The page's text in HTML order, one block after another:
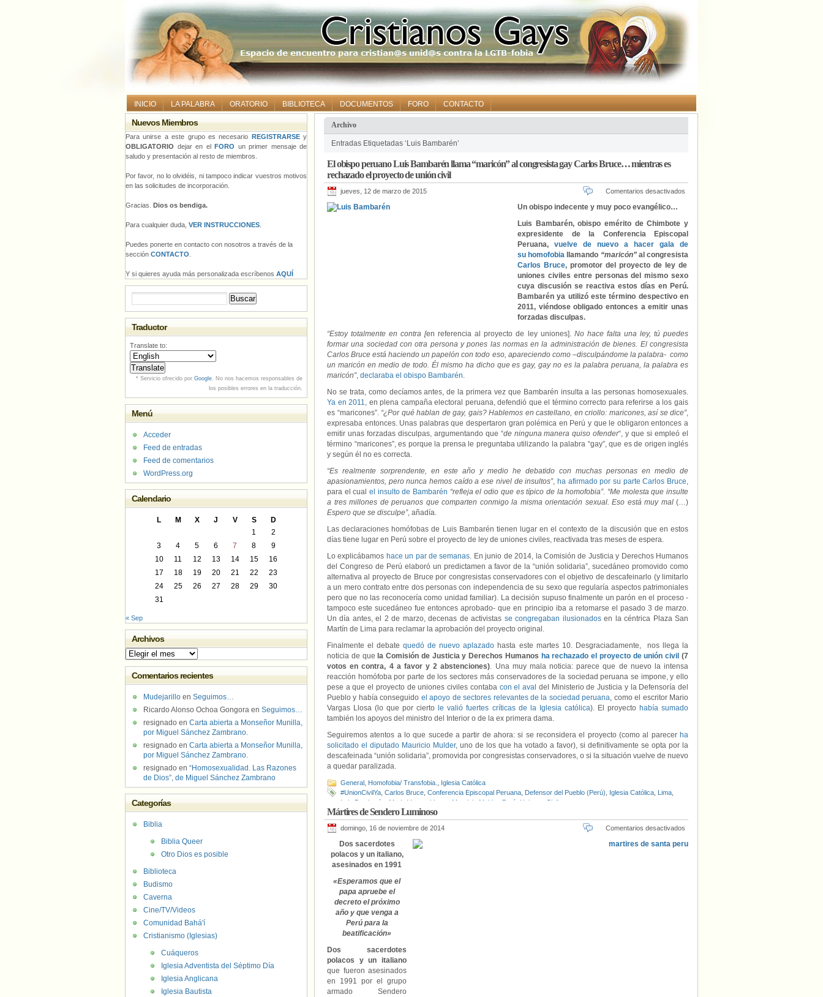
INICIO LA PALABRA ORATORIO BIBLIOTECA DOCUMENTOS FORO CONTACTO
Archivo
Entradas Etiquetadas ‘Luis Bambarén’
El obispo peruano Luis Bambarén llama “maricón” al congresista gay Carlos Bruce… mientras es
rechazado el proyecto de unión civil
jueves, 12 de marzo de 2015 Comentarios desactivados
Un obispo indecente y muy poco evangélico…
Luis Bambarén, obispo emérito de Chimbote y
expresidente de la Conferencia Episcopal
Peruana, vuelve de nuevo a hacer gala de
su homofobia llamando “maricón”al congresista
Carlos Bruce, promotor del proyecto de ley de
uniones civiles entre personas del mismo sexo
cuya discusión se reactiva estos días en Perú.
Bambarén ya utilizó este término despectivo en
2011, viéndose obligado entonces a emitir unas
forzadas disculpas.
“Estoy totalmente en contra [en referencia al proyecto de ley uniones].No hace falta una ley, tú puedes
formar una sociedad con otra persona y pones las normas en la administración de bienes. El congresista
Carlos Bruce está haciendo un papelón con todo eso, apareciendo como –disculpándome la palabra- como
un maricón en medio de todo. Él mismo ha dicho que es gay, gay no es la palabra peruana, la palabra es
maricón”, declaraba el obispo Bambarén.
No se trata, como decíamos antes, de la primera vez que Bambarén insulta a las personas homosexuales.
Ya en 2011, en plena campaña electoral peruana, defendió que el término correcto para referirse a los gais
es “maricones”. “¿Por qué hablan de gay, gais? Hablemos en castellano, en criollo: maricones, así se dice”,
expresaba entonces. Unas palabras que despertaron gran polémica en Perú y que le obligaron entonces a
emitir unas forzadas disculpas, argumentando que “de ninguna manera quiso ofender“, y que si empleó el
término “maricones”, es porque la prensa le preguntaba utilizando la palabra “gay”, que es de origen inglés
y según él no es correcta.
“Es realmente sorprendente, en este año y medio he debatido con muchas personas en medio de
apasionamientos, pero nunca hemos caído a ese nivel de insultos”, ha afirmado por su parte Carlos Bruce,
para el cual el insulto de Bambarén “refleja el odio que es típico de la homofobia”. “Me molesta que insulte
a tres millones de peruanos que comparten conmigo la misma orientación sexual. Eso está muy mal (…)
Espero que se disculpe”, añadía.
Las declaraciones homófobas de Luis Bambarén tienen lugar en el contexto de la discusión que en estos
días tiene lugar en Perú sobre el proyecto de ley de uniones civiles, reactivada tras meses de espera.
Lo explicábamos hace un par de semanas. En junio de 2014, la Comisión de Justicia y Derechos Humanos
del Congreso de Perú elaboró un predictamen a favor de la “unión solidaria”, sucedáneo promovido como
alternativa al proyecto de Bruce por congresistas conservadores con el objetivo de descafeinarlo (y limitarlo
a un mero contrato entre dos personas con independencia de su sexo que regularía aspectos patrimoniales
pero que no las reconocería como unidad familiar). La decisión supuso finalmente un parón en el proceso -
tampoco este sucedáneo fue entonces aprobado- que en principio iba a retomarse el pasado 3 de marzo.
Un día antes, el 2 de marzo, decenas de activistas se congregaban ilusionadosen la céntrica Plaza San
Martín de Lima para reclamar la aprobación del proyecto original.
Finalmente el debatequedó de nuevo aplazado hasta este martes 10. Desgraciadamente, nos llega la
noticia de que la Comisión de Justicia y Derechos Humanos ha rechazado el proyecto de unión civil (7
votos en contra, 4 a favor y 2 abstenciones). Una muy mala noticia: parece que de nuevo la intensa
reacción homófoba por parte de los sectores más conservadores de la sociedad peruana se impone, y ello
pese a que el proyecto de uniones civiles contaba con el aval del Ministerio de Justicia y la Defensoría del
Pueblo y había conseguido el apoyo de sectores relevantes de la sociedad peruana, como el escritor Mario
Vargas Llosa (lo que por cierto le valió fuertes críticas de la Iglesia católica). El proyecto había sumado
también los apoyos del ministro del Interior o de la ex primera dama.
Seguiremos atentos a lo que sucede a partir de ahora: si se reconsidera el proyecto (como al parecer ha
solicitado el diputado Mauricio Mulder, uno de los que ha votado a favor), si definitivamente se opta por la
descafeinada “unión solidaria”, promovida por congresistas conservadores, o si la situación vuelve de nuevo
a quedar paralizada.
General Homofobia/ Transfobia.
Iglesia Católica
#UnionCivilYa Carlos Bruce Conferencia Episcopal Peruana Defensor del Pueblo (Perú) Iglesia Católica Lima
Luis Bambarén
Mario Vargas LLosa Mauricio Mulder Perú Uniones Civiles
Mártires de Sendero Luminoso
domingo, 16 de noviembre de 2014 Comentarios desactivados
Dos sacerdotes
polacos y un italiano,
asesinados en 1991
«Esperamos que el
papa apruebe el
decreto el próximo
año y que venga a
Perú para la
beatificación»
Dos sacerdotes
polacos y un italiano
que fueron asesinados
en 1991 por el grupo
armado Sendero
Nuevos Miembros
Para unirse a este grupo es necesario REGISTRARSEy
OBLIGATORIO dejar en el FORO un primer mensaje de
saludo y presentación al resto de miembros.
Por favor, no lo olvidéis, ni tampoco indicar vuestros motivos
en las solicitudes de incorporación.
Gracias. Dios os bendiga.
Para cualquier duda, VER INSTRUCCIONES
Puedes ponerte en contacto con nosotros a través de la
sección CONTACTO
Y si quieres ayuda más personalizada escríbenos AQUÍ
Traductor
Translate to:
* Servicio ofrecido por Google. No nos hacemos responsables de
los posibles errores en la traducción.
Menú
Acceder
Feed de entradas
Feed de comentarios
WordPress.org
Calendario
L M X J V S
D
1
2
3
4 5 6 7 8
9
10
11 12 13 14 15
16
17
18 19 20 21 22
23
24
25 26 27 28 29
30
31
« Sep
Archivos
Archivos
Comentarios recientes
Mudejarillo en Seguimos…
Ricardo Alonso Ochoa Gongora en Seguimos…
resignado en Carta abierta a Monseñor Munilla,
por Miguel Sánchez Zambrano.
resignado en Carta abierta a Monseñor Munilla,
por Miguel Sánchez Zambrano.
resignado en “Homosexualidad. Las Razones
de Dios”, de Miguel Sánchez Zambrano
Categorías
Biblia
Biblia Queer
Otro Dios es posible
Biblioteca
Budismo
Caverna
Cine/TV/Videos
Comunidad Bahá'í
Cristianismo (Iglesias)
Cuáqueros
Iglesia Adventista del Séptimo Día
Iglesia Anglicana
Iglesia Bautista